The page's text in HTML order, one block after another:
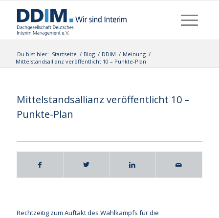
Du bist hier: Startseite / Blog / DDIM / Meinung /
Mittelstandsallianz veröffentlicht 10 – Punkte-Plan
Mittelstandsallianz veröffentlicht 10 –
Punkte-Plan
Rechtzeitig zum Auftakt des Wahlkampfs für die